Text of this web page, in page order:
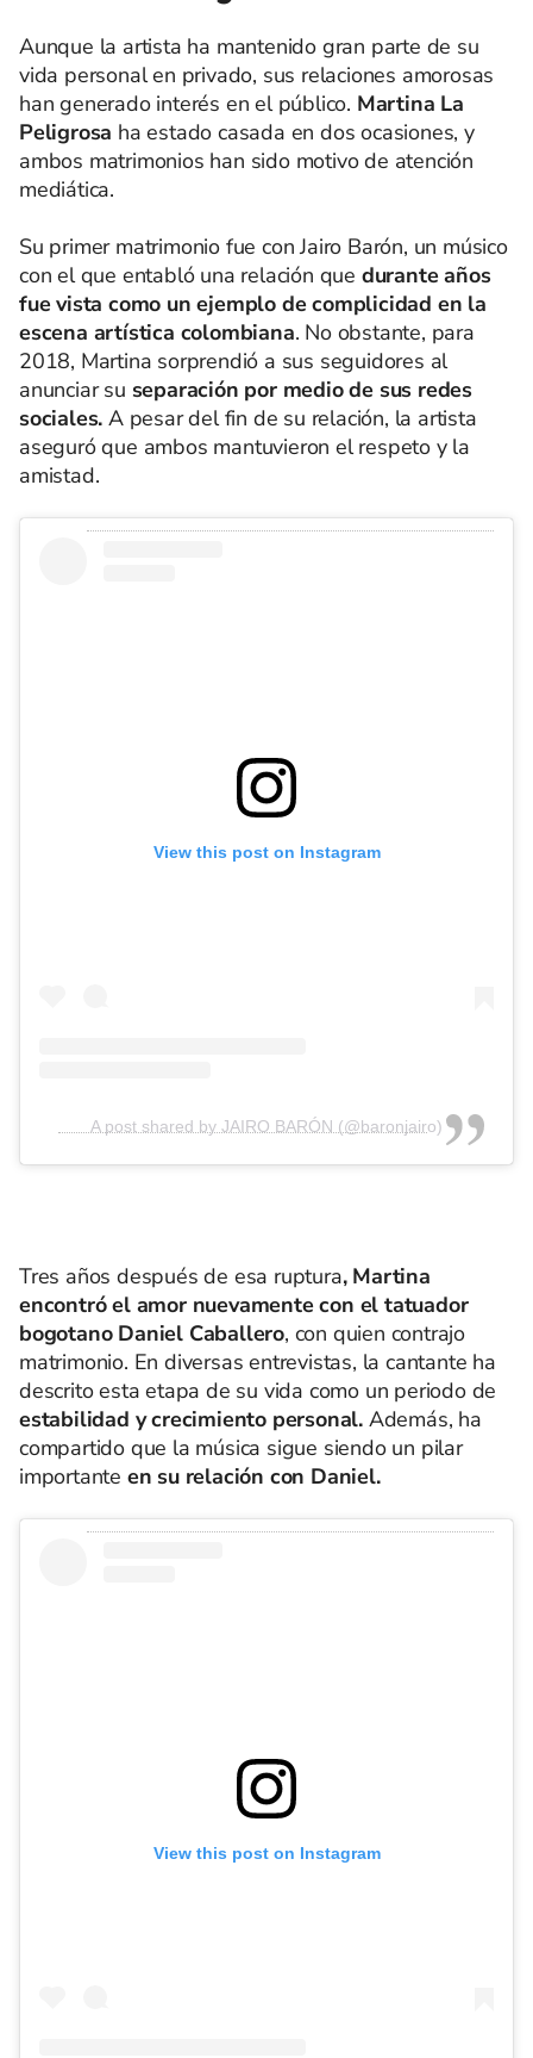
Aunque la artista ha mantenido gran parte de su
vida personal en privado, sus relaciones amorosas
han generado interés en el público. Martina La
Peligrosa ha estado casada en dos ocasiones, y
ambos matrimonios han sido motivo de atención
mediática.
Su primer matrimonio fue con Jairo Barón, un músico
con el que entabló una relación que durante años
fue vista como un ejemplo de complicidad en la
escena artística colombiana. No obstante, para
2018, Martina sorprendió a sus seguidores al
anunciar su separación por medio de sus redes
sociales.A pesar del fin de su relación, la artista
aseguró que ambos mantuvieron el respeto y la
amistad.
View this post on Instagram
A post shared by JAIRO BARÓN (@baronjairo)
Tres años después de esa ruptura, Martina
encontró el amor nuevamente con el tatuador
bogotano Daniel Caballero, con quien contrajo
matrimonio. En diversas entrevistas, la cantante ha
descrito esta etapa de su vida como un periodo de
estabilidad y crecimiento personal. Además, ha
compartido que la música sigue siendo un pilar
importante en su relación con Daniel.
View this post on Instagram